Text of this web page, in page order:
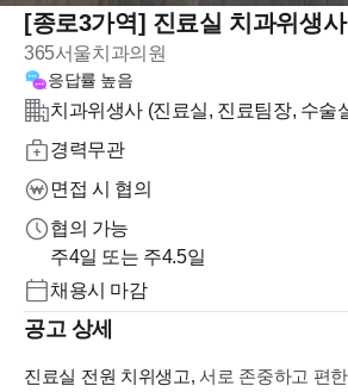
[종로3가역] 진료실 치과위생
365서울치과의원
응답률 높음
치과위생사 (진료실, 진료팀장, 수술
경력무관
면접 시 협의
협의 가능
주4일 또는 주4.5일
채용시 마감
공고 상세
진료실 전원 치위생고,서로 존중하고 편